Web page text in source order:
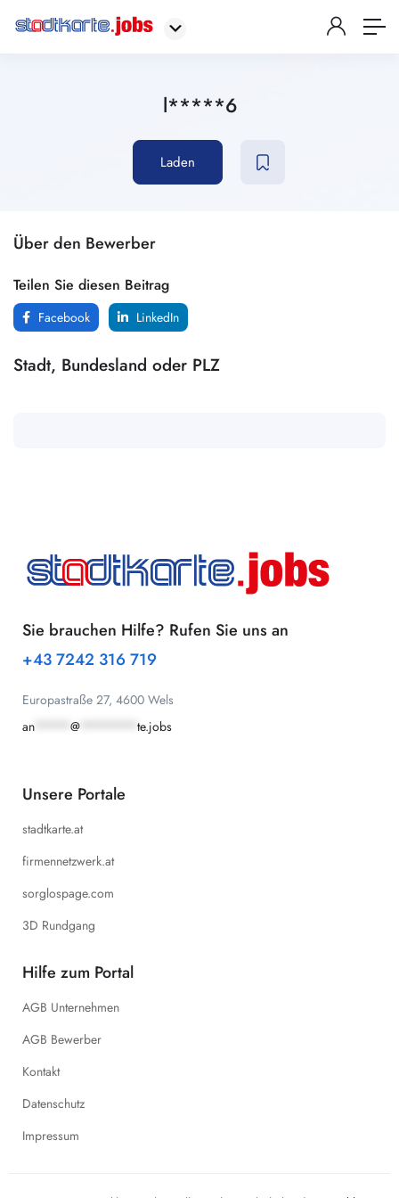
l*****6
Laden
Über den Bewerber
Teilen Sie diesen Beitrag
Facebook LinkedIn
Stadt, Bundesland oder PLZ
Sie brauchen Hilfe? Rufen Sie uns an
+43 7242 316 719
Europastraße 27, 4600 Wels
an
@ te.jobs
Unsere Portale
stadtkarte.at
firmennetzwerk.at
sorglospage.com
3D Rundgang
Hilfe zum Portal
AGB Unternehmen
AGB Bewerber
Kontakt
Datenschutz
Impressum